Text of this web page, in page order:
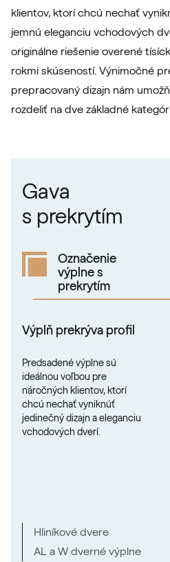
klientov, ktorí chcú nechať
jemnú eleganciu vchodových
originálne riešenie overené
rokmi skúseností. Výnimočné
prepracovaný dizajn nám
rozdeliť na dve základné
Gava
s prekrytím
Označenie
výplne s
prekrytím
Výplň prekrýva profil
Predsadené výplne sú
ideálnou voľbou pre
náročných klientov, ktorí
chcú nechať vyniknúť
jedinečný dizajn a eleganciu
vchodových dverí.
Hliníkové dvere
AL a W dverné výplne